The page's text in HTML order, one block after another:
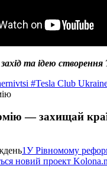
та ідею
#Tesla Club
— захищай
1У Рівномому
новий проект